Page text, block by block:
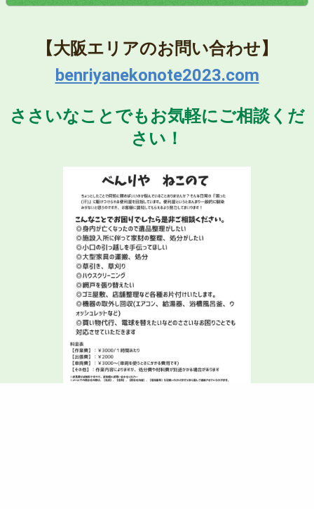
【大阪エリアのお問い合わせ】
benriyanekonote2023.com
ささいなことでもお気軽にご相談くだ
さい！